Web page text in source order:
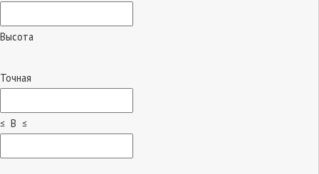
Высота
Точная
≤ B ≤